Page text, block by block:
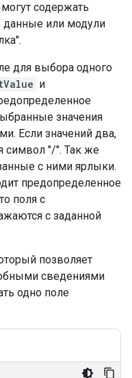
содержать
данные или модули
для выбора одного
и
значения
Если значений два,
символ "/". Так же
с ними ярлыки.
предопределенное
поля с
с заданной
позволяет
сведениями
одно поле